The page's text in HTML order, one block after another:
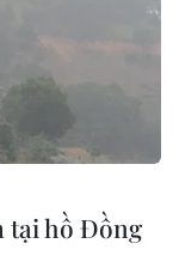
ngày
Vàng tiếp
ngành du
du lịch
giảm.
Sáu, Thái
tại hồ Đồng